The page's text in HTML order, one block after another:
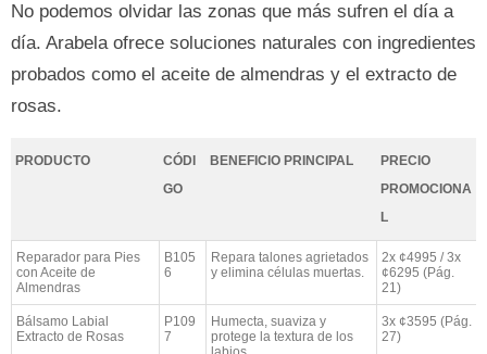
No podemos olvidar las zonas que más sufren el día a
día. Arabela ofrece soluciones naturales con ingredientes
probados como el aceite de almendras y el extracto de
rosas.
PRODUCTO
CÓDI
GO
BENEFICIO PRINCIPAL
PRECIO
PROMOCIONA
L
Reparador para Pies
con Aceite de
Almendras
B105
6
Repara talones agrietados
y elimina células muertas.
2x ¢4995 / 3x
¢6295 (Pág.
21)
Bálsamo Labial
Extracto de Rosas
P109
7
Humecta, suaviza y
protege la textura de los
3x ¢3595 (Pág.
27)